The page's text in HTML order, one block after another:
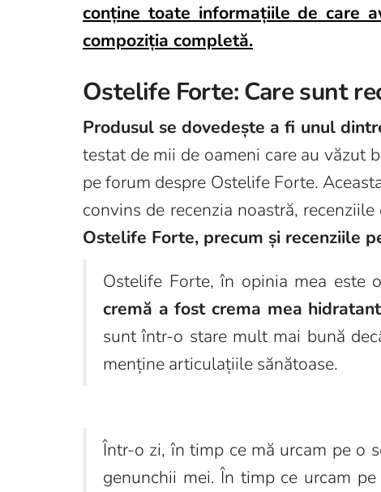
conține toate informațiile de care
compoziția completă.
Ostelife Forte: Care sunt
Produsul se dovedește a fi unul
testat de mii de oameni care au văzut
pe forum despre Ostelife Forte.
convins de recenzia noastră,
Ostelife Forte, precum și recenziile
Ostelife Forte, în opinia mea este
cremă a fost crema mea
sunt într-o stare mult mai bună
menține articulațiile sănătoase.
Într-o zi, în timp ce mă urcam pe o
genunchii mei. În timp ce urcam